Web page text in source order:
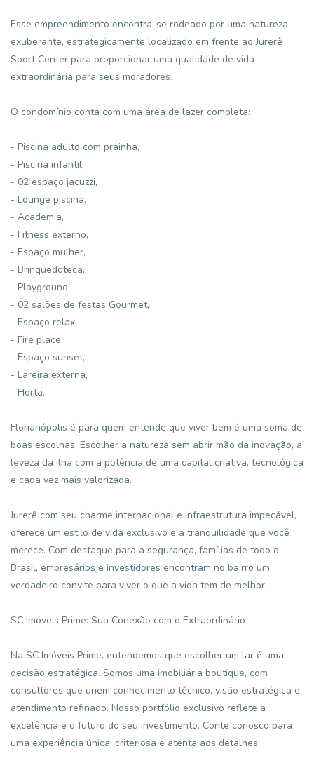
Esse empreendimento encontra-se rodeado por uma natureza
exuberante, estrategicamente localizado em frente ao Jurerê
Sport Center para proporcionar uma qualidade de vida
extraordinária para seus moradores.
O condomínio conta com uma área de lazer completa:
- Piscina adulto com prainha,
- Piscina infantil,
- 02 espaço jacuzzi,
- Lounge piscina,
- Academia,
- Fitness externo,
- Espaço mulher,
- Brinquedoteca,
- Playground,
- 02 salões de festas Gourmet,
- Espaço relax,
- Fire place,
- Espaço sunset,
- Lareira externa,
- Horta.
Florianópolis é para quem entende que viver bem é uma soma de
boas escolhas. Escolher a natureza sem abrir mão da inovação, a
leveza da ilha com a potência de uma capital criativa, tecnológica
e cada vez mais valorizada.
Jurerê com seu charme internacional e infraestrutura impecável,
oferece um estilo de vida exclusivo e a tranquilidade que você
merece. Com destaque para a segurança, famílias de todo o
Brasil, empresários e investidores encontram no bairro um
verdadeiro convite para viver o que a vida tem de melhor.
SC Imóveis Prime: Sua Conexão com o Extraordinário
Na SC Imóveis Prime, entendemos que escolher um lar é uma
decisão estratégica. Somos uma imobiliária boutique, com
consultores que unem conhecimento técnico, visão estratégica e
atendimento refinado. Nosso portfólio exclusivo reflete a
excelência e o futuro do seu investimento. Conte conosco para
uma experiência única, criteriosa e atenta aos detalhes.